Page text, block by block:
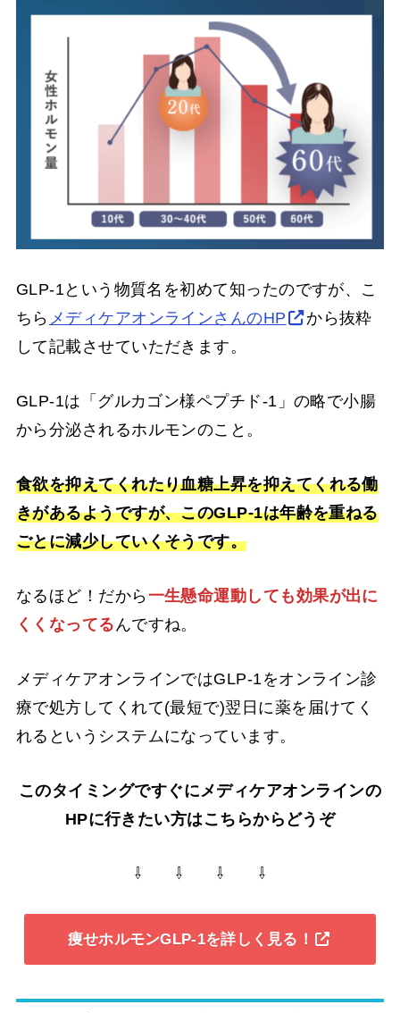
GLP-1という物質名を初めて知ったのですが、こ
ちら メディケアオンラインさんのHP
から抜粋
して記載させていただきます。
GLP-1は「グルカゴン様ペプチド-1」の略で小腸
から分泌されるホルモンのこと。
食欲を抑えてくれたり血糖上昇を抑えてくれる働
きがあるようですが、このGLP-1は年齢を重ねる
ごとに減少していくそうです。
なるほど！だから一生懸命運動しても効果が出に
くくなってる んですね。
メディケアオンラインではGLP-1をオンライン診
療で処方してくれて(最短で)翌日に薬を届けてく
れるというシステムになっています。
このタイミングですぐにメディケアオンラインの
HPに行きたい方はこちらからどうぞ
⇩ ⇩ ⇩ ⇩
痩せホルモンGLP-1を詳しく見る！